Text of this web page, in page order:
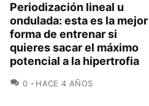
Periodización lineal u
ondulada: esta es la mejor
forma de entrenar si
quieres sacar el máximo
potencial a la hipertrofia
0 COMENTARIOS
HACE 4 AÑOS